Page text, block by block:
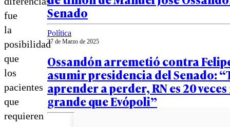
fue
la
posibilidad
que
los
pacientes
que
requieren
Senado
Política
27 de Marzo de 2025
Ossandón arremetió contra
asumir presidencia del Senado:
aprender a perder, RN es 20
grande que Evópoli”